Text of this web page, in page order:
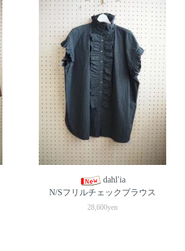
dahl'ia
N/Sフリルチェックブラウス
28,600yen